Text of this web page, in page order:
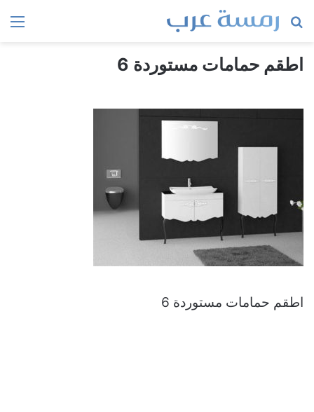
بحث
اطقم حمامات مستوردة 6
اطقم حمامات مستوردة 6